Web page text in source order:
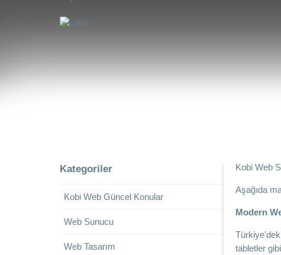
Kobi Web
Aşağıda
Modern
tabletler
Kategoriler
Kobi Web Güncel Konular
Web Sunucu
Web Tasarım